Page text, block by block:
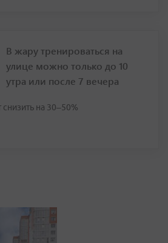
В жару тренироваться на
улице можно только до 10
утра или после 7 вечера
снизить на 30–50%